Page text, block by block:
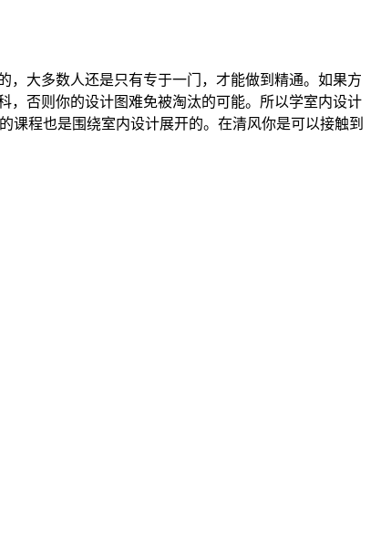
，大多数人还是只有专于一门，才能做到精通。如果方
，否则你的设计图难免被淘汰的可能。所以学室内设计
课程也是围绕室内设计展开的。在清风你是可以接触到